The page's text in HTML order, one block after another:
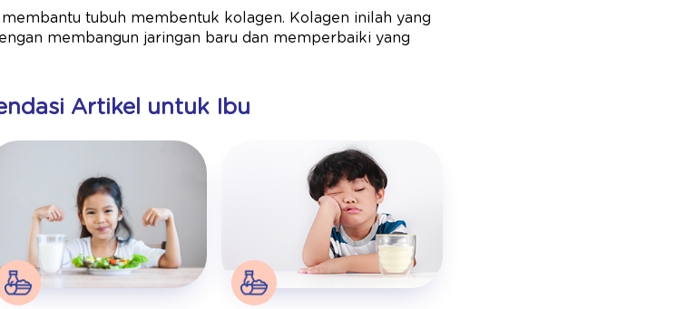
membantu tubuh membentuk kolagen. Kolagen inilah yang
membangun jaringan baru dan memperbaiki yang
Artikel untuk Ibu